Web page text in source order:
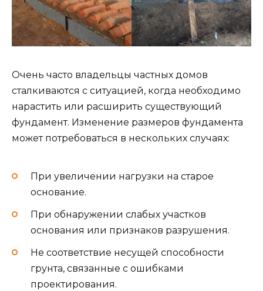
Очень часто владельцы частных домов
сталкиваются с ситуацией, когда необходимо
нарастить или расширить существующий
фундамент. Изменение размеров фундамента
может потребоваться в нескольких случаях:
При увеличении нагрузки на старое
основание.
При обнаружении слабых участков
основания или признаков разрушения.
Не соответствие несущей способности
грунта, связанные с ошибками
проектирования.